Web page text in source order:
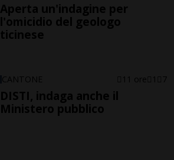
Aperta un'indagine per
l'omicidio del geologo
ticinese
CANTONE 11 ore 1 7
DISTI, indaga anche il
Ministero pubblico